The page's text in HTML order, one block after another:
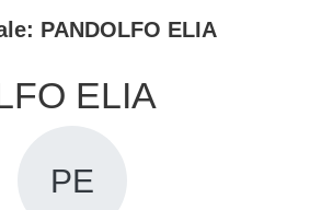
PANDOLFO ELIA
ELIA
PE